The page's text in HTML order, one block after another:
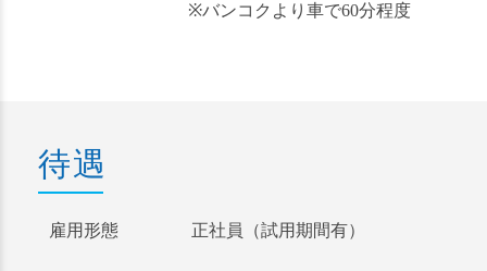
※バンコクより車で60分程度
待遇
雇用形態 正社員（試用期間有）